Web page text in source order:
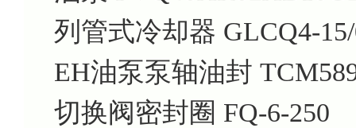
列管式冷却器 GLCQ4-
EH油泵泵轴油封
切换阀密封圈 FQ-6-250